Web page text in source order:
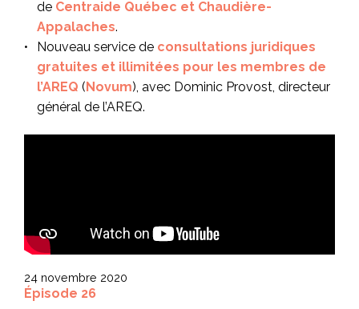
de Centraide Québec et Chaudière-
Appalaches.
Nouveau service de consultations juridiques
gratuites et illimitées pour les membres de
l’AREQ (Novum), avec Dominic Provost, directeur
général de l’AREQ.
24 novembre 2020
Épisode 26